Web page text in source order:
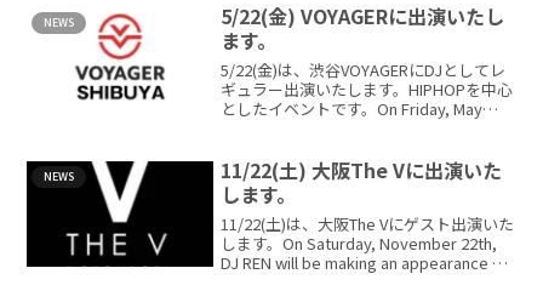
NEWS
5/22(金) VOYAGERに出演いたし
ます。
5/22(金)は、渋谷VOYAGERにDJとしてレ
ギュラー出演いたします。HIPHOPを中心
としたイベントです。On Friday, May
NEWS
11/22(土) 大阪The Vに出演いた
します。
11/22(土)は、大阪The Vにゲスト出演いた
します。On Saturday, November 22th,
DJ REN will be making an appearance at